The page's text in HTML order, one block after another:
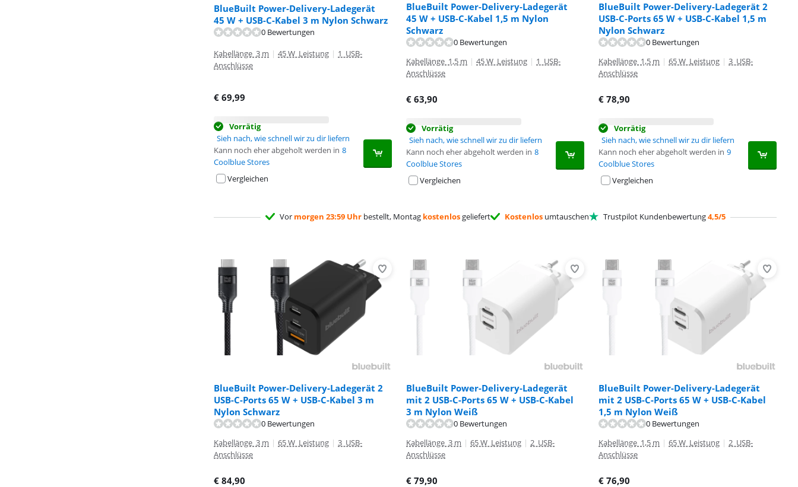
BlueBuilt Power-Delivery-Ladegerät
45 W + USB-C-Kabel 3 m Nylon Schwarz
0 Bewertungen
Kabellänge 3 m | 45 W Leistung | 1 USB-
Anschlüsse
€ 69,99
Vorrätig
Sieh nach, wie schnell wir zu dir liefern
Kann noch eher abgeholt werden in 8
Coolblue Stores
Vergleichen
BlueBuilt Power-Delivery-Ladegerät
45 W + USB-C-Kabel 1,5 m Nylon
Schwarz
0 Bewertungen
Kabellänge 1,5 m | 45 W Leistung | 1 USB-
Anschlüsse
€ 63,90
Vorrätig
Sieh nach, wie schnell wir zu dir liefern
Kann noch eher abgeholt werden in 8
Coolblue Stores
Vergleichen
BlueBuilt Power-Delivery-Ladegerät 2
USB-C-Ports 65 W + USB-C-Kabel 1,5 m
Nylon Schwarz
0 Bewertungen
Kabellänge 1,5 m | 65 W Leistung | 3 USB-
Anschlüsse
€ 78,90
Vorrätig
Sieh nach, wie schnell wir zu dir liefern
Kann noch eher abgeholt werden in 9
Coolblue Stores
Vergleichen
Vor morgen 23:59 Uhrbestellt, Montag kostenlosgeliefert Kostenlosumtauschen Trustpilot Kundenbewertung4,5/5
BlueBuilt Power-Delivery-Ladegerät 2
USB-C-Ports 65 W + USB-C-Kabel 3 m
Nylon Schwarz
0 Bewertungen
Kabellänge 3 m | 65 W Leistung | 3 USB-
Anschlüsse
€ 84,90
BlueBuilt Power-Delivery-Ladegerät
mit 2 USB-C-Ports 65 W + USB-C-Kabel
3 m Nylon Weiß
0 Bewertungen
Kabellänge 3 m | 65 W Leistung | 2 USB-
Anschlüsse
€ 79,90
BlueBuilt Power-Delivery-Ladegerät
mit 2 USB-C-Ports 65 W + USB-C-Kabel
1,5 m Nylon Weiß
0 Bewertungen
Kabellänge 1,5 m | 65 W Leistung | 2 USB-
Anschlüsse
€ 76,90